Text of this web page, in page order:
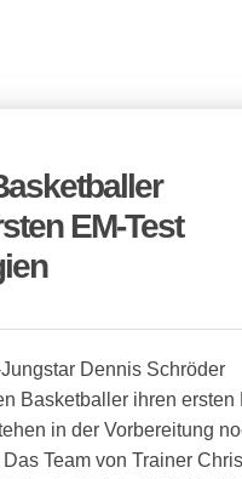
EM-Test
Dennis Schröder
Basketballer ihren ersten
in der Vorbereitung
Team von Trainer Chris